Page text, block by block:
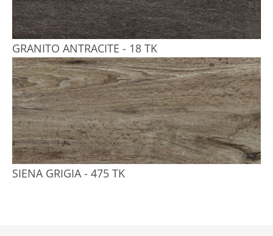
GRANITO ANTRACITE - 18 TK
SIENA GRIGIA - 475 TK